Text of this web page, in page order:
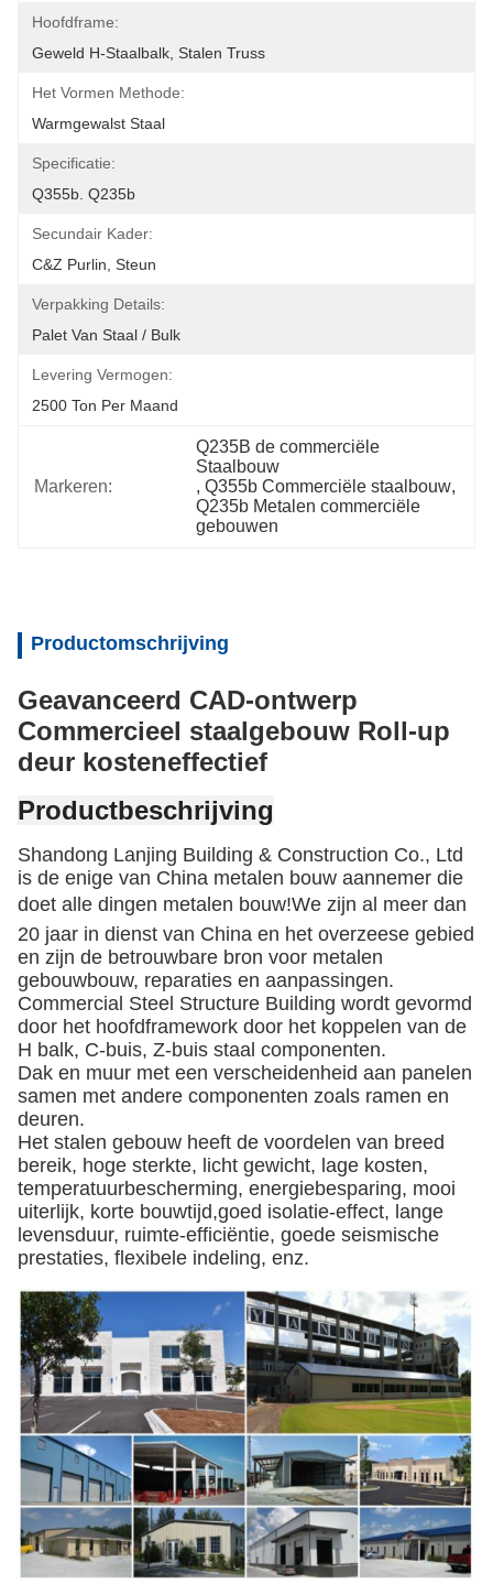
Hoofdframe:
Geweld H-Staalbalk, Stalen Truss
Het Vormen Methode:
Warmgewalst Staal
Specificatie:
Q355b. Q235b
Secundair Kader:
C&Z Purlin, Steun
Verpakking Details:
Palet Van Staal / Bulk
Levering Vermogen:
2500 Ton Per Maand
Markeren:
Q235B de commerciële
Staalbouw
, Q355b Commerciële staalbouw
Q235b Metalen commerciële
gebouwen
Productomschrijving
Geavanceerd CAD-ontwerp
Commercieel staalgebouw Roll-up
deur kosteneffectief
Productbeschrijving
Shandong Lanjing Building & Construction Co., Ltd
is de enige van China metalen bouw aannemer die
doet alle dingen metalen bouw!We zijn al meer dan
20 jaar in dienst van China en het overzeese gebied
en zijn de betrouwbare bron voor metalen
gebouwbouw, reparaties en aanpassingen.
Commercial Steel Structure Building wordt gevormd
door het hoofdframework door het koppelen van de
H balk, C-buis, Z-buis staal componenten.
Dak en muur met een verscheidenheid aan panelen
samen met andere componenten zoals ramen en
deuren.
Het stalen gebouw heeft de voordelen van breed
bereik, hoge sterkte, licht gewicht, lage kosten,
temperatuurbescherming, energiebesparing, mooi
uiterlijk, korte bouwtijd,goed isolatie-effect, lange
levensduur, ruimte-efficiëntie, goede seismische
prestaties, flexibele indeling, enz.